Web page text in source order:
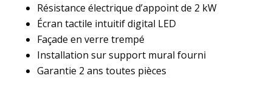
Résistance électrique d’appoint de 2 kW
Écran tactile intuitif digital LED
Façade en verre trempé
Installation sur support mural fourni
Garantie 2 ans toutes pièces